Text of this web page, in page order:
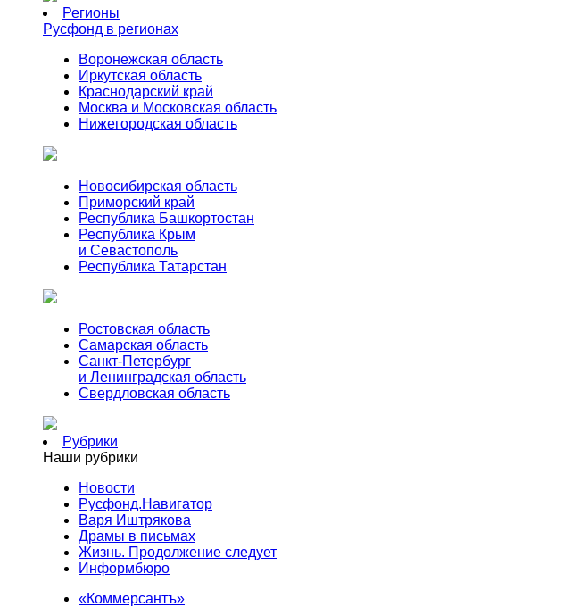
Регионы
Русфонд в регионах
Воронежская область
Иркутская область
Краснодарский край
Москва и Московская область
Нижегородская область
Новосибирская область
Приморский край
Республика Башкортостан
Республика Крым
и Севастополь
Республика Татарстан
Ростовская область
Самарская область
Санкт-Петербург
и Ленинградская область
Свердловская область
Рубрики
Наши рубрики
Новости
Русфонд.Навигатор
Варя Иштрякова
Драмы в письмах
Жизнь. Продолжение следует
Информбюро
«Коммерсантъ»